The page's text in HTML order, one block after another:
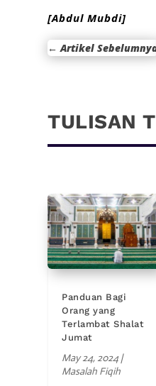
[Abdul Mubdi]
←Artikel
TULISAN
Panduan Bagi
Orang yang
Terlambat Shalat
Jumat
May 24, 2024|
Masalah Fiqih